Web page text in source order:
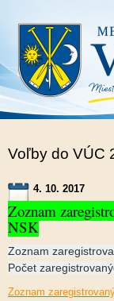
Voľby do VÚC
4. 10. 2017
Zoznam
NSK
Zoznam
Počet
Zoznam